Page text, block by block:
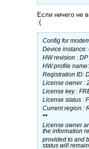
Если ничего не
:(
Config for
Device instance:
HW revision : DP
HW profile
Registration ID:
License owner :
License key :
License status :
Current region :
**
License owner
the information
provided to and
status will